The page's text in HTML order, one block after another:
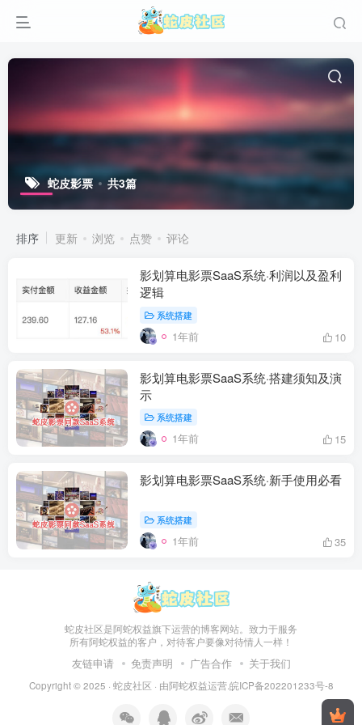
蛇皮影票 共3篇
排序 更新 浏览 点赞 评论
影划算电影票SaaS系统·利润以及盈利
逻辑
系统搭建
1年前 10
影划算电影票SaaS系统·搭建须知及演
示
系统搭建
1年前 15
影划算电影票SaaS系统·新手使用必看
系统搭建
1年前 35
蛇皮社区是阿蛇权益旗下运营的博客网站。致力于服务
所有阿蛇权益的客户，对待客户要像对待情人一样！
友链申请 免责声明 广告合作 关于我们
Copyright © 2025 · 蛇皮社区 · 由阿蛇权益运营.皖ICP备202201233号-8